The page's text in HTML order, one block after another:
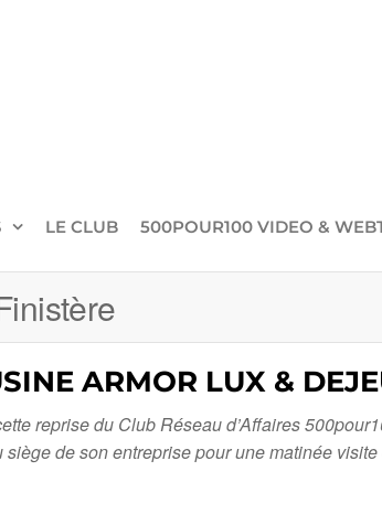
LE CLUB 500POUR100 VIDEO &
ARMOR LUX &
reprise du Club Réseau d’Affaires
de son entreprise pour une matinée